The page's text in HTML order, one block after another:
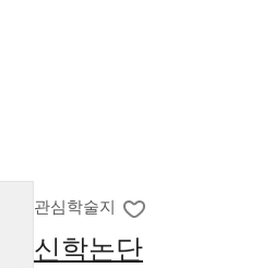
관심학술지
신학논단